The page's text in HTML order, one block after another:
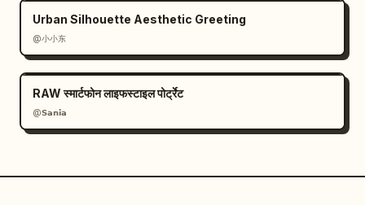
Urban Silhouette Aesthetic Greeting
@小小东
RAW स्मार्टफोन लाइफस्टाइल पोर्ट्रेट
@𝗦𝗮𝗻𝗶𝗮